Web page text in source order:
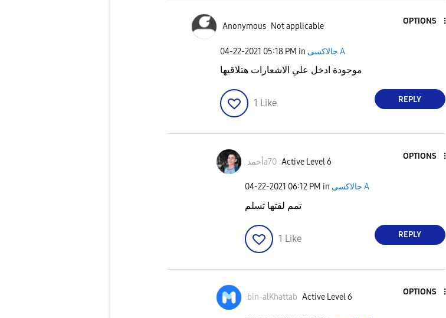
Anonymous Not applicable
OPTIONS
‎04-22-2021 05:18 PM in جالاكسى A
موجودة ادخل علي الاشعارات هتلاقيها
1 Like REPLY
أحمدa70 Active Level 6
OPTIONS
‎04-22-2021 06:12 PM in جالاكسى A
تمم لقتها تسلم
1 Like REPLY
bin-alKhattab Active Level 6
OPTIONS